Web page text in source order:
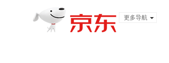
更多导航